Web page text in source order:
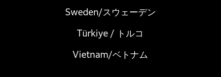
Sweden/スウェーデン
Türkiye / トルコ
Vietnam/ベトナム